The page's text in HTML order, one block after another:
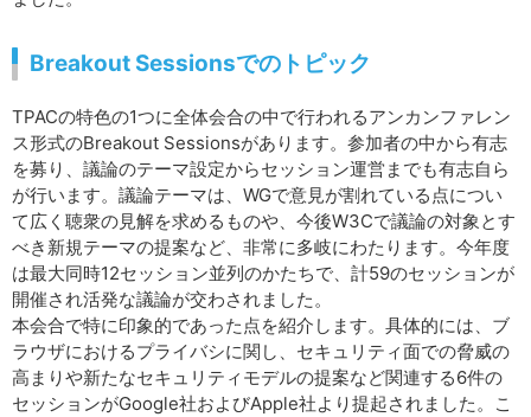
Breakout Sessionsでのトピック
TPACの特色の1つに全体会合の中で行われるアンカンファレン
ス形式のBreakout Sessionsがあります。参加者の中から有志
を募り、議論のテーマ設定からセッション運営までも有志自ら
が行います。議論テーマは、WGで意見が割れている点につい
て広く聴衆の見解を求めるものや、今後W3Cで議論の対象とす
べき新規テーマの提案など、非常に多岐にわたります。今年度
は最大同時12セッション並列のかたちで、計59のセッションが
開催され活発な議論が交わされました。
本会合で特に印象的であった点を紹介します。具体的には、ブ
ラウザにおけるプライバシに関し、セキュリティ面での脅威の
高まりや新たなセキュリティモデルの提案など関連する6件の
セッションがGoogle社およびApple社より提起されました。こ